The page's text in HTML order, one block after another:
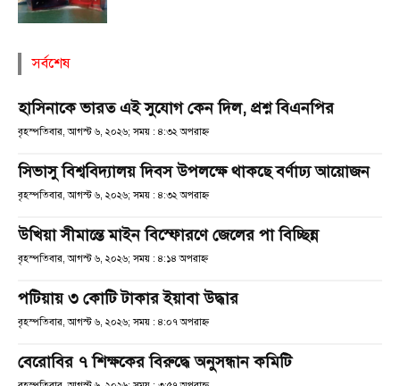
সর্বশেষ
হাসিনাকে ভারত এই সুযোগ কেন দিল, প্রশ্ন বিএনপির
বৃহস্পতিবার, আগস্ট ৬, ২০২৬; সময় : ৪:৩২ অপরাহ্ণ
সিভাসু বিশ্ববিদ্যালয় দিবস উপলক্ষে থাকছে বর্ণাঢ্য আয়োজন
বৃহস্পতিবার, আগস্ট ৬, ২০২৬; সময় : ৪:৩২ অপরাহ্ণ
উখিয়া সীমান্তে মাইন বিস্ফোরণে জেলের পা বিচ্ছিন্ন
বৃহস্পতিবার, আগস্ট ৬, ২০২৬; সময় : ৪:১৪ অপরাহ্ণ
পটিয়ায় ৩ কোটি টাকার ইয়াবা উদ্ধার
বৃহস্পতিবার, আগস্ট ৬, ২০২৬; সময় : ৪:০৭ অপরাহ্ণ
বেরোবির ৭ শিক্ষকের বিরুদ্ধে অনুসন্ধান কমিটি